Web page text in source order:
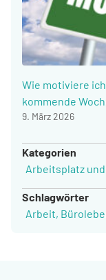
Wie motiviere
kommende
9. März 2026
Kategorien
Arbeitsplatz
Schlagwörter
Arbeit,